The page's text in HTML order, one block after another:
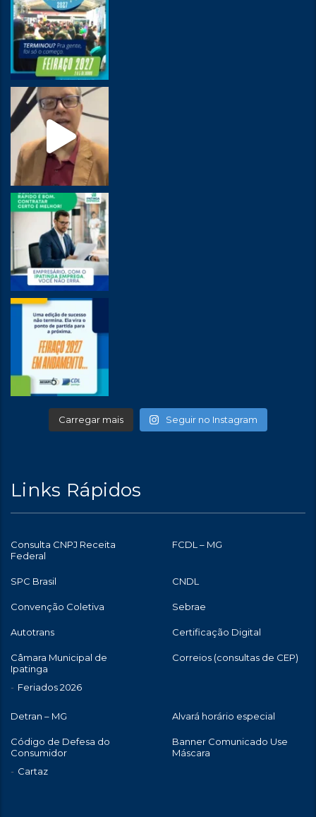
Carregar mais Seguir no Instagram
Links Rápidos
Consulta CNPJ Receita
Federal
FCDL – MG
SPC Brasil CNDL
Convenção Coletiva Sebrae
Autotrans Certificação Digital
Câmara Municipal de
Ipatinga
Feriados 2026
Correios (consultas de CEP)
Detran – MG Alvará horário especial
Código de Defesa do
Consumidor
Cartaz
Banner Comunicado Use
Máscara